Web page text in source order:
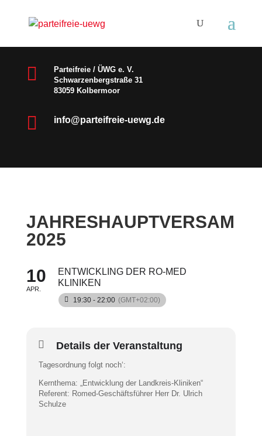

Parteifreie / ÜWG e. V.
Schwarzenbergstraße 31
83059 Kolbermoor
 info@parteifreie-uewg.de
2025
10
APR.
ENTWICKLING DER RO-MED
KLINIKEN
19:30 - 22:00 (GMT+02:00)
Details der Veranstaltung
Tagesordnung folgt noch‘:
Kernthema: „Entwicklung der Landkreis-Kliniken“
Referent: Romed-Geschäftsführer Herr Dr. Ulrich
Schulze